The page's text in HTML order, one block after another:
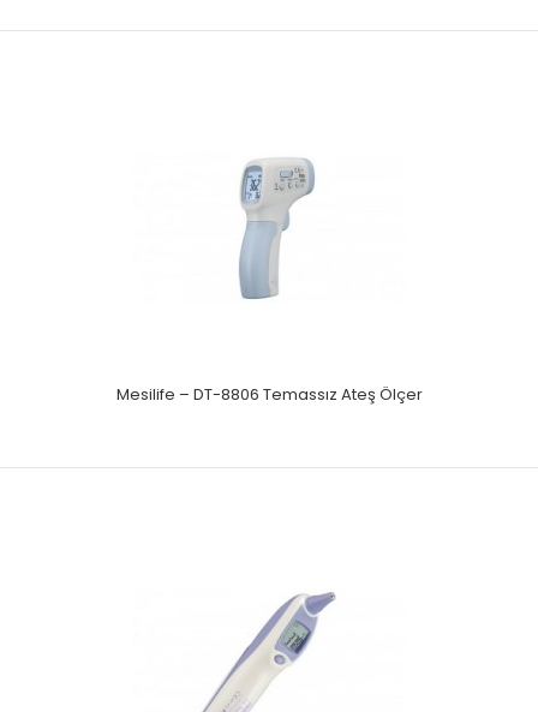
Ölçüm sıvısı olarak Civa yerine patentli, çevre dostu özel bir
metal alaşımla (Galinstan) alışılmış ..
Mesilife – DT-608 Temassız Infrared Alından Ateş Ölçer
Temassız Infrared Alından Ateş ÖlçerYeni nesil küçük
dizaynVücut ve yüzey ısısı gösterimiC ve F modu..
Mesilife – DT-8806 Temassız Ateş Ölçer